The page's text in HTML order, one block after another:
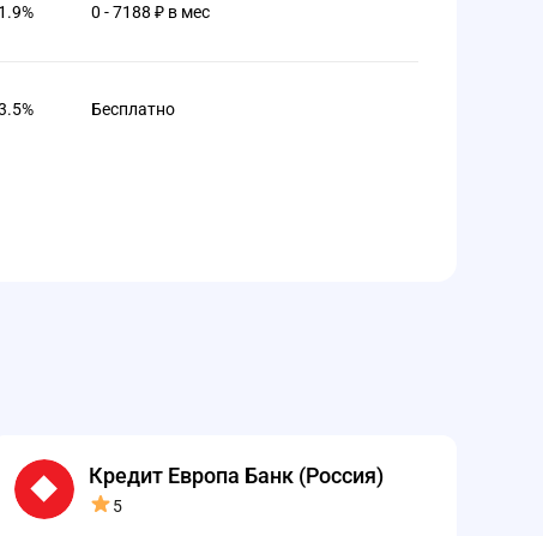
0 - 7188 ₽ в мес
Бесплатно
Кредит Европа Банк (Россия)
5